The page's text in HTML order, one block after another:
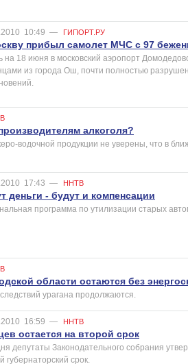
10:49 — ГИПОРТ.РУ
прибыл самолет МЧС с 97
на 18 июня в московский аэропорт
из города Ош, почти полностью
алкоголя?
водочной продукции не уверены, что в
17:43 — ННТВ
деньги - будут и компенсации
программа по утилизации старых
области остаются без
урагана продолжаются.
16:59 — ННТВ
остается на второй срок
депутаты Законодательного собрания
губернаторский срок.